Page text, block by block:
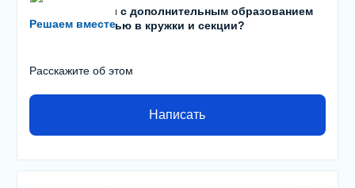
Решаем вместе
Есть проблемы с дополнительным образованием
детей? С записью в кружки и секции?
Расскажите об этом
Написать